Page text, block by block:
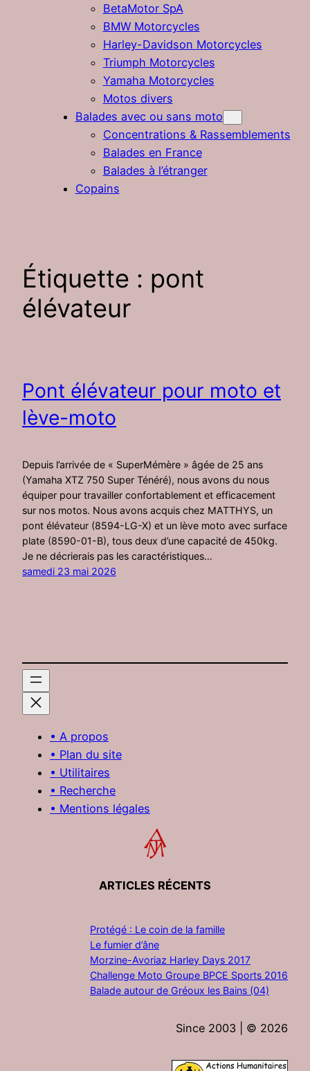
BetaMotor SpA
BMW Motorcycles
Harley-Davidson Motorcycles
Triumph Motorcycles
Yamaha Motorcycles
Motos divers
Balades avec ou sans moto
Concentrations & Rassemblements
Balades en France
Balades à l’étranger
Copains
Étiquette : pont
élévateur
Pont élévateur pour moto et
lève-moto
Depuis l’arrivée de « SuperMémère » âgée de 25 ans
(Yamaha XTZ 750 Super Ténéré), nous avons du nous
équiper pour travailler confortablement et efficacement
sur nos motos. Nous avons acquis chez MATTHYS, un
pont élévateur (8594-LG-X) et un lève moto avec surface
plate (8590-01-B), tous deux d’une capacité de 450kg.
Je ne décrierais pas les caractéristiques…
samedi 23 mai 2026
• A propos
• Plan du site
• Utilitaires
• Recherche
• Mentions légales
ARTICLES RÉCENTS
Protégé : Le coin de la famille
Le fumier d’âne
Morzine-Avoriaz Harley Days 2017
Challenge Moto Groupe BPCE Sports 2016
Balade autour de Gréoux les Bains (04)
Since 2003 | © 2026